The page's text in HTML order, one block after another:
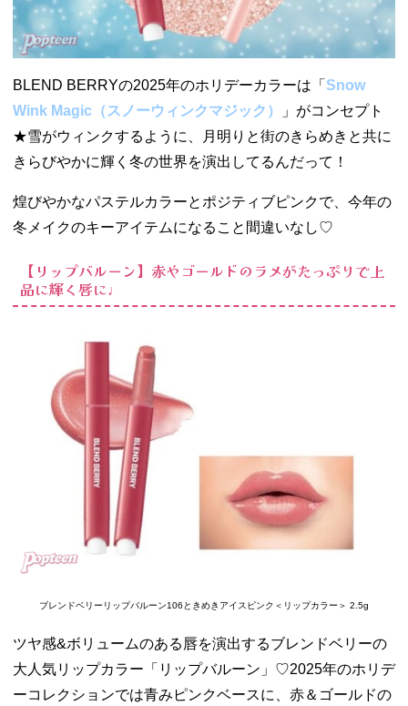
BLEND BERRYの2025年のホリデーカラーは「 Snow
Wink Magic（スノーウィンクマジック）
」がコンセプト
★雪がウィンクするように、月明りと街のきらめきと共に
きらびやかに輝く冬の世界を演出してるんだって！
煌びやかなパステルカラーとポジティブピンクで、今年の
冬メイクのキーアイテムになること間違いなし♡
【リップバルーン】赤やゴールドのラメがたっぷりで上
品に輝く唇に♩
ブレンドベリーリップバルーン106ときめきアイスピンク＜リップカラー＞ 2.5g
ツヤ感&ボリュームのある唇を演出するブレンドベリーの
大人気リップカラー「リップバルーン」♡2025年のホリデ
ーコレクションでは青みピンクベースに、赤＆ゴールドの